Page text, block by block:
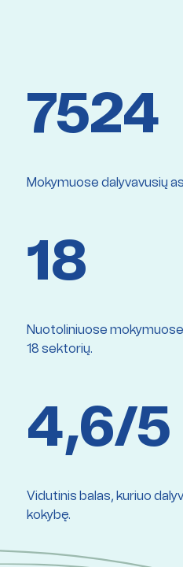
7524
Mokymuose dalyvavusių
18
Nuotoliniuose
18 sektorių.
4,6/5
Vidutinis balas, kuriuo
kokybę.